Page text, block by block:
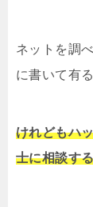
ネットを調
に書いて有
けれどもハ
士に相談す